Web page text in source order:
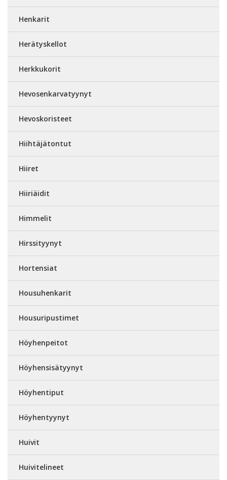
Henkarit
Herätyskellot
Herkkukorit
Hevosenkarvatyynyt
Hevoskoristeet
Hiihtäjätontut
Hiiret
Hiiriäidit
Himmelit
Hirssityynyt
Hortensiat
Housuhenkarit
Housuripustimet
Höyhenpeitot
Höyhensisätyynyt
Höyhentiput
Höyhentyynyt
Huivit
Huivitelineet